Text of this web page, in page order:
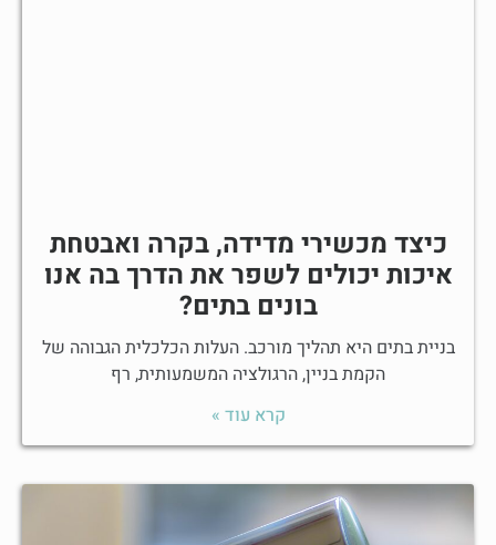
כיצד מכשירי מדידה, בקרה ואבטחת
איכות יכולים לשפר את הדרך בה אנו
בונים בתים?
בניית בתים היא תהליך מורכב. העלות הכלכלית הגבוהה של
הקמת בניין, הרגולציה המשמעותית, רף
קרא עוד »